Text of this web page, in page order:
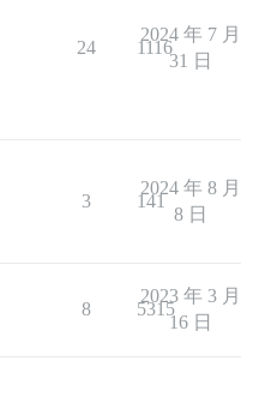
24 1116
2024 年 7 月
31 日
3 141
2024 年 8 月
8 日
8 5315
2023 年 3 月
16 日